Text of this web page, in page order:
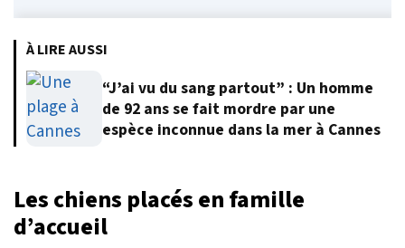
À LIRE AUSSI
“J’ai vu du sang partout” : Un homme
de 92 ans se fait mordre par une
espèce inconnue dans la mer à Cannes
Les chiens placés en famille
d’accueil